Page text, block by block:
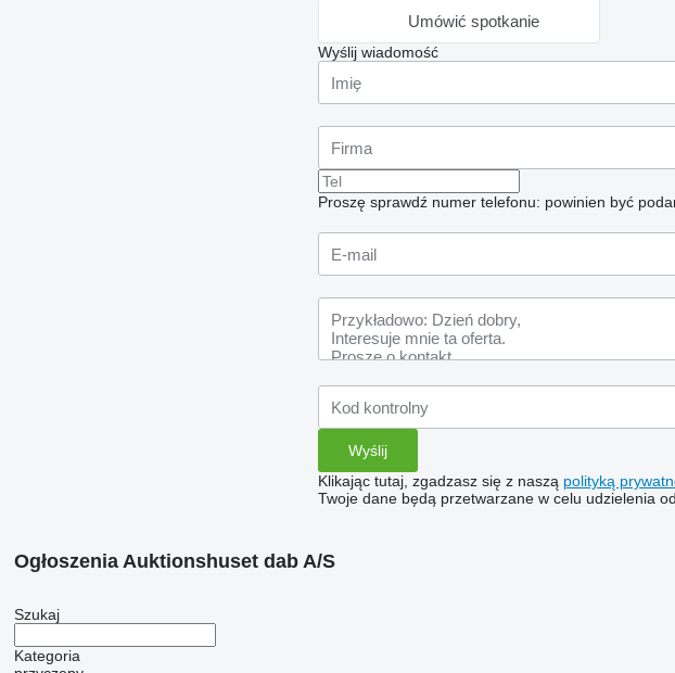
Umówić spotkanie
Wyślij wiadomość
Proszę sprawdź numer telefonu: powinien być
Klikając tutaj, zgadzasz się z naszą polityką
Twoje dane będą przetwarzane w celu udzielenia
Ogłoszenia Auktionshuset dab A/S
Szukaj
Kategoria